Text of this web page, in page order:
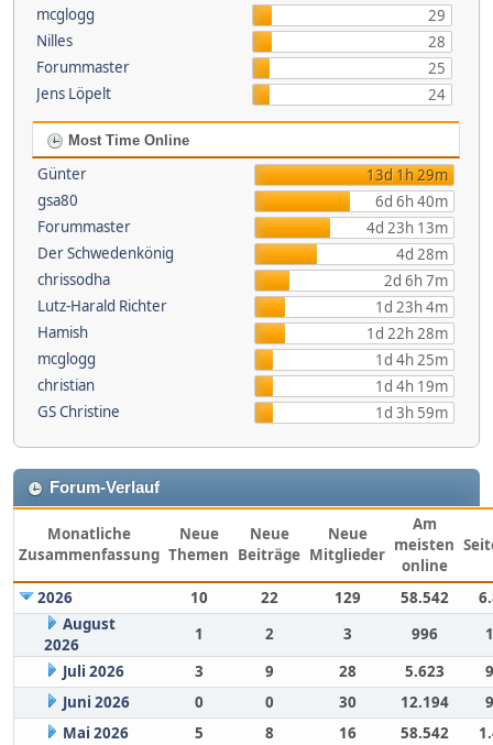
mcglogg
29
Nilles
28
Forummaster
25
Jens Löpelt
24
Most Time Online
Günter
13d 1h 29m
gsa80
6d 6h 40m
Forummaster
4d 23h 13m
Der Schwedenkönig
4d 28m
chrissodha
2d 6h 7m
Lutz-Harald Richter
1d 23h 4m
Hamish
1d 22h 28m
mcglogg
1d 4h 25m
christian
1d 4h 19m
GS Christine
1d 3h 59m
Forum-Verlauf
Monatliche
Zusammenfassung
Neue
Themen
Neue
Beiträge
Neue
Mitglieder
Am
meisten
online
2026 10 22 129 58.542
August
2026
1 2 3 996
Juli 2026
3 9 28 5.623
Juni 2026
0 0 30 12.194
Mai 2026
5 8 16 58.542